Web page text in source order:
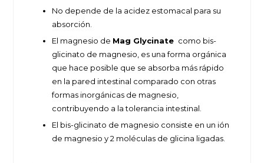
No depende de la acidez estomacal para su
absorción.
El magnesio de Mag Glycinate como bis-
glicinato de magnesio, es una forma orgánica
que hace posible que se absorba más rápido
en la pared intestinal comparado con otras
formas inorgánicas de magnesio,
contribuyendo a la tolerancia intestinal.
El bis-glicinato de magnesio consiste en un ión
de magnesio y 2 moléculas de glicina ligadas.